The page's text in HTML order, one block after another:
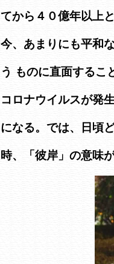
てから４０億年以上
今、あまりにも平和
う ものに直面するこ
コロナウイルスが発
になる。では、日頃
時、「彼岸」の意味